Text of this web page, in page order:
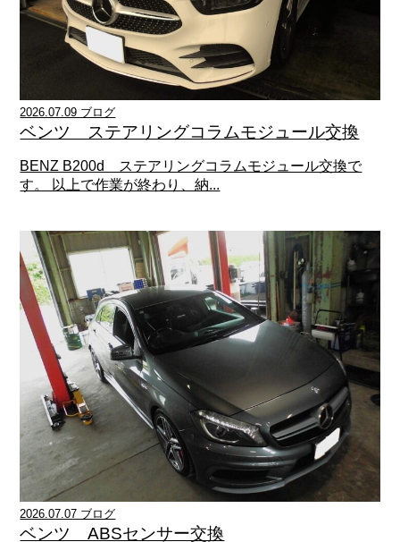
2026.07.09 ブログ
ベンツ ステアリングコラムモジュール交換
BENZ B200d ステアリングコラムモジュール交換で
す。 以上で作業が終わり、納...
2026.07.07 ブログ
ベンツ ABSセンサー交換